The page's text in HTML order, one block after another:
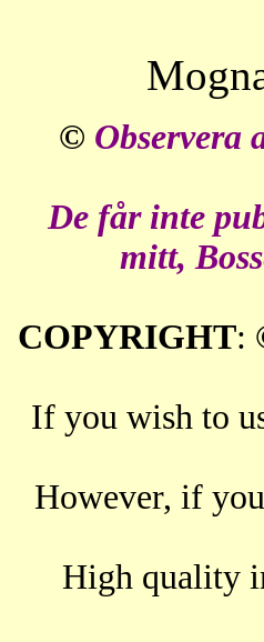
© Observera
De får inte
mitt,
COPYRIGHT:
If you wish to
However, if
High quality